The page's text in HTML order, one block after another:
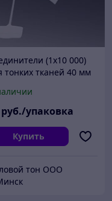
(1х10 000)
тонких тканей 40 мм
руб./упаковка
Купить
тон ООО